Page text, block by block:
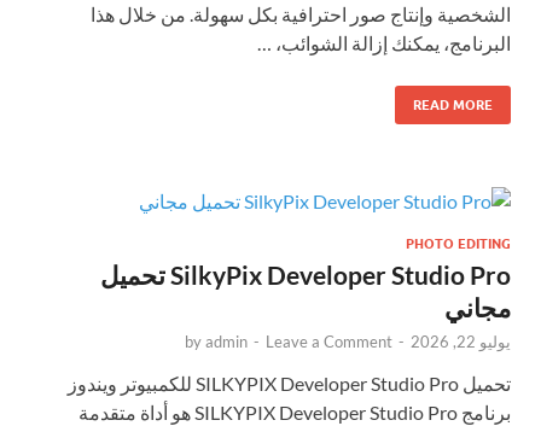
الشخصية وإنتاج صور احترافية بكل سهولة. من خلال هذا
البرنامج، يمكنك إزالة الشوائب، …
READ MORE
PHOTO EDITING
SilkyPix Developer Studio Pro تحميل
مجاني
يوليو 22, 2026 -
byadmin - Leave a Comment
تحميل SILKYPIX Developer Studio Pro للكمبيوتر ويندوز
برنامج SILKYPIX Developer Studio Pro هو أداة متقدمة